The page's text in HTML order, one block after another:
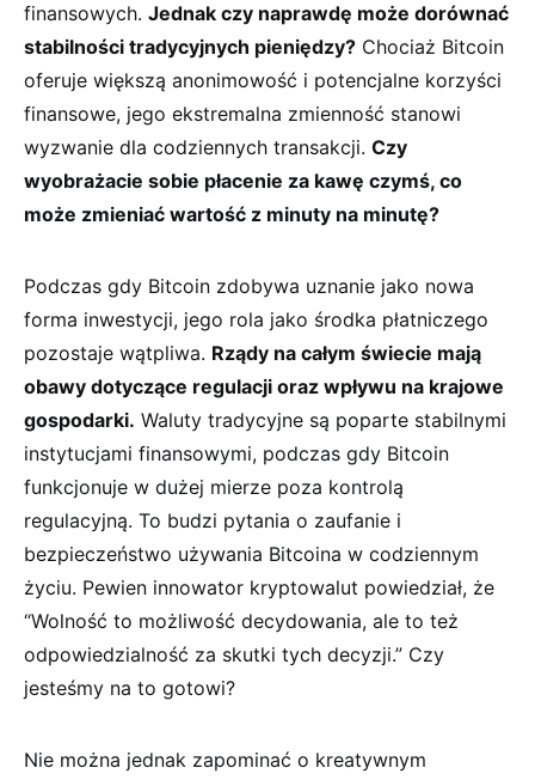
finansowych.⁢ Jednak⁣ czy naprawdę może dorównać
stabilności tradycyjnych pieniędzy? Chociaż Bitcoin
oferuje większą anonimowość i potencjalne korzyści
finansowe, jego ekstremalna zmienność stanowi
wyzwanie dla codziennych‍ transakcji. Czy
wyobrażacie sobie płacenie za⁤ kawę czymś, co
może zmieniać wartość z⁣ minuty na minutę?
Podczas gdy Bitcoin zdobywa uznanie jako nowa
⁤forma inwestycji, jego rola​ jako środka płatniczego
‌pozostaje‌ wątpliwa. Rządy na ⁣całym świecie⁤ mają⁢
obawy dotyczące regulacji oraz wpływu ​na krajowe
gospodarki. Waluty tradycyjne są poparte ​stabilnymi
instytucjami finansowymi, podczas gdy Bitcoin
funkcjonuje w dużej mierze poza kontrolą
regulacyjną. To budzi pytania o zaufanie i
bezpieczeństwo używania Bitcoina w codziennym
życiu. Pewien innowator kryptowalut powiedział, że
“Wolność to możliwość decydowania, ale to też
odpowiedzialność za skutki tych decyzji.” Czy
jesteśmy‍ na to gotowi?
Nie można ‍jednak zapominać o kreatywnym